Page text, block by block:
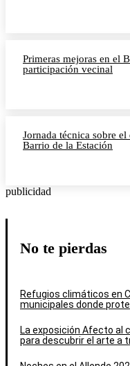
Primeras mejoras en el
participación vecinal
Jornada técnica sobre
Barrio de la Estación
publicidad
No te pierdas
Refugios climáticos en
municipales donde
La exposición Afecto al
para descubrir el arte a